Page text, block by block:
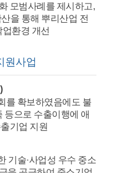
모범사례를 제시하고,
을 통해 뿌리산업 전
환경 개선
원사업
를 확보하였음에도 불
등으로 수출이행에 애
기업 지원
기술·사업성 우수 중소